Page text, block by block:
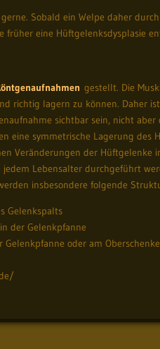
Sobald ein Welpe daher
früher eine Hüftgelenksdysplasie
gestellt. Die
richtig lagern zu können. Daher
sichtbar sein, nicht
eine symmetrische Lagerung
Veränderungen der
Lebensalter durchgeführt
insbesondere folgende
Gelenkspalts
der Gelenkpfanne
oder am